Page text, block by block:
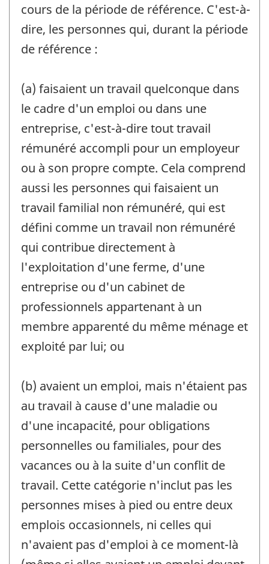
cours de la période de référence. C'est-à-
dire, les personnes qui, durant la période
de référence :
(a) faisaient un travail quelconque dans
le cadre d'un emploi ou dans une
entreprise, c'est-à-dire tout travail
rémunéré accompli pour un employeur
ou à son propre compte. Cela comprend
aussi les personnes qui faisaient un
travail familial non rémunéré, qui est
défini comme un travail non rémunéré
qui contribue directement à
l'exploitation d'une ferme, d'une
entreprise ou d'un cabinet de
professionnels appartenant à un
membre apparenté du même ménage et
exploité par lui; ou
(b) avaient un emploi, mais n'étaient pas
au travail à cause d'une maladie ou
d'une incapacité, pour obligations
personnelles ou familiales, pour des
vacances ou à la suite d'un conflit de
travail. Cette catégorie n'inclut pas les
personnes mises à pied ou entre deux
emplois occasionnels, ni celles qui
n'avaient pas d'emploi à ce moment-là